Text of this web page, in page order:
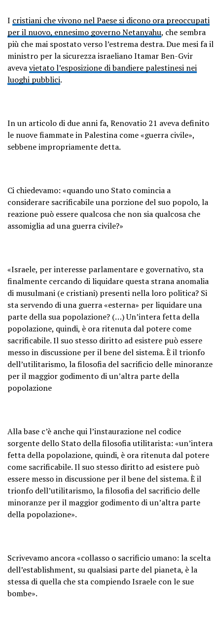
I cristiani che vivono nel Paese si dicono ora preoccupati
per il nuovo, ennesimo governo Netanyahu, che sembra
più che mai spostato verso l’estrema destra. Due mesi fa il
ministro per la sicurezza israeliano Itamar Ben-Gvir
avevavietato l’esposizione di bandiere palestinesi nei
luoghi pubblici.
In un articolo di due anni fa, Renovatio 21 aveva definito
le nuove fiammate in Palestina come «guerra civile»,
sebbene impropriamente detta.
Ci chiedevamo: «quando uno Stato comincia a
considerare sacrificabile una porzione del suo popolo, la
reazione può essere qualcosa che non sia qualcosa che
assomiglia ad una guerra civile?»
«Israele, per interesse parlamentare e governativo, sta
finalmente cercando di liquidare questa strana anomalia
di musulmani (e cristiani) presenti nella loro politica? Si
sta servendo di una guerra «esterna» per liquidare una
parte della sua popolazione? (…) Un’intera fetta della
popolazione, quindi, è ora ritenuta dal potere come
sacrificabile. Il suo stesso diritto ad esistere può essere
messo in discussione per il bene del sistema. È il trionfo
dell’utilitarismo, la filosofia del sacrificio delle minoranze
per il maggior godimento di un’altra parte della
popolazione
Alla base c’è anche qui l’instaurazione nel codice
sorgente dello Stato della filosofia utilitarista: «un’intera
fetta della popolazione, quindi, è ora ritenuta dal potere
come sacrificabile. Il suo stesso diritto ad esistere può
essere messo in discussione per il bene del sistema. È il
trionfo dell’utilitarismo, la filosofia del sacrificio delle
minoranze per il maggior godimento di un’altra parte
della popolazione».
Scrivevamo ancora «collasso o sacrificio umano: la scelta
dell’establishment, su qualsiasi parte del pianeta, è la
stessa di quella che sta compiendo Israele con le sue
bombe».